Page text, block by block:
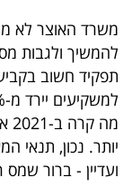
פרסמו
באייס
עקבו
אחרינו:
משרד האוצר לא
להמשיך ולגבות
תפקיד חשוב
יותר. נכון, תנאי
ועדיין - ברור